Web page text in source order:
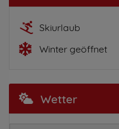
Skiurlaub
Winter geöffnet
Wetter